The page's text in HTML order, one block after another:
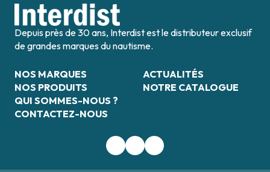
Depuis près de 30 ans, Interdist est le distributeur exclusif
de grandes marques du nautisme.
NOS MARQUES
NOS PRODUITS
QUI SOMMES-NOUS ?
CONTACTEZ-NOUS
ACTUALITÉS
NOTRE CATALOGUE